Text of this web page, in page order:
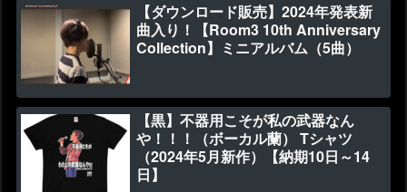
【ダウンロード販売】2024年発表新
曲入り！【Room3 10th Anniversary
Collection】ミニアルバム（5曲）
【黒】不器用こそが私の武器なん
や！！！（ボーカル蘭） Tシャツ
（2024年5月新作）【納期10日～14
日】